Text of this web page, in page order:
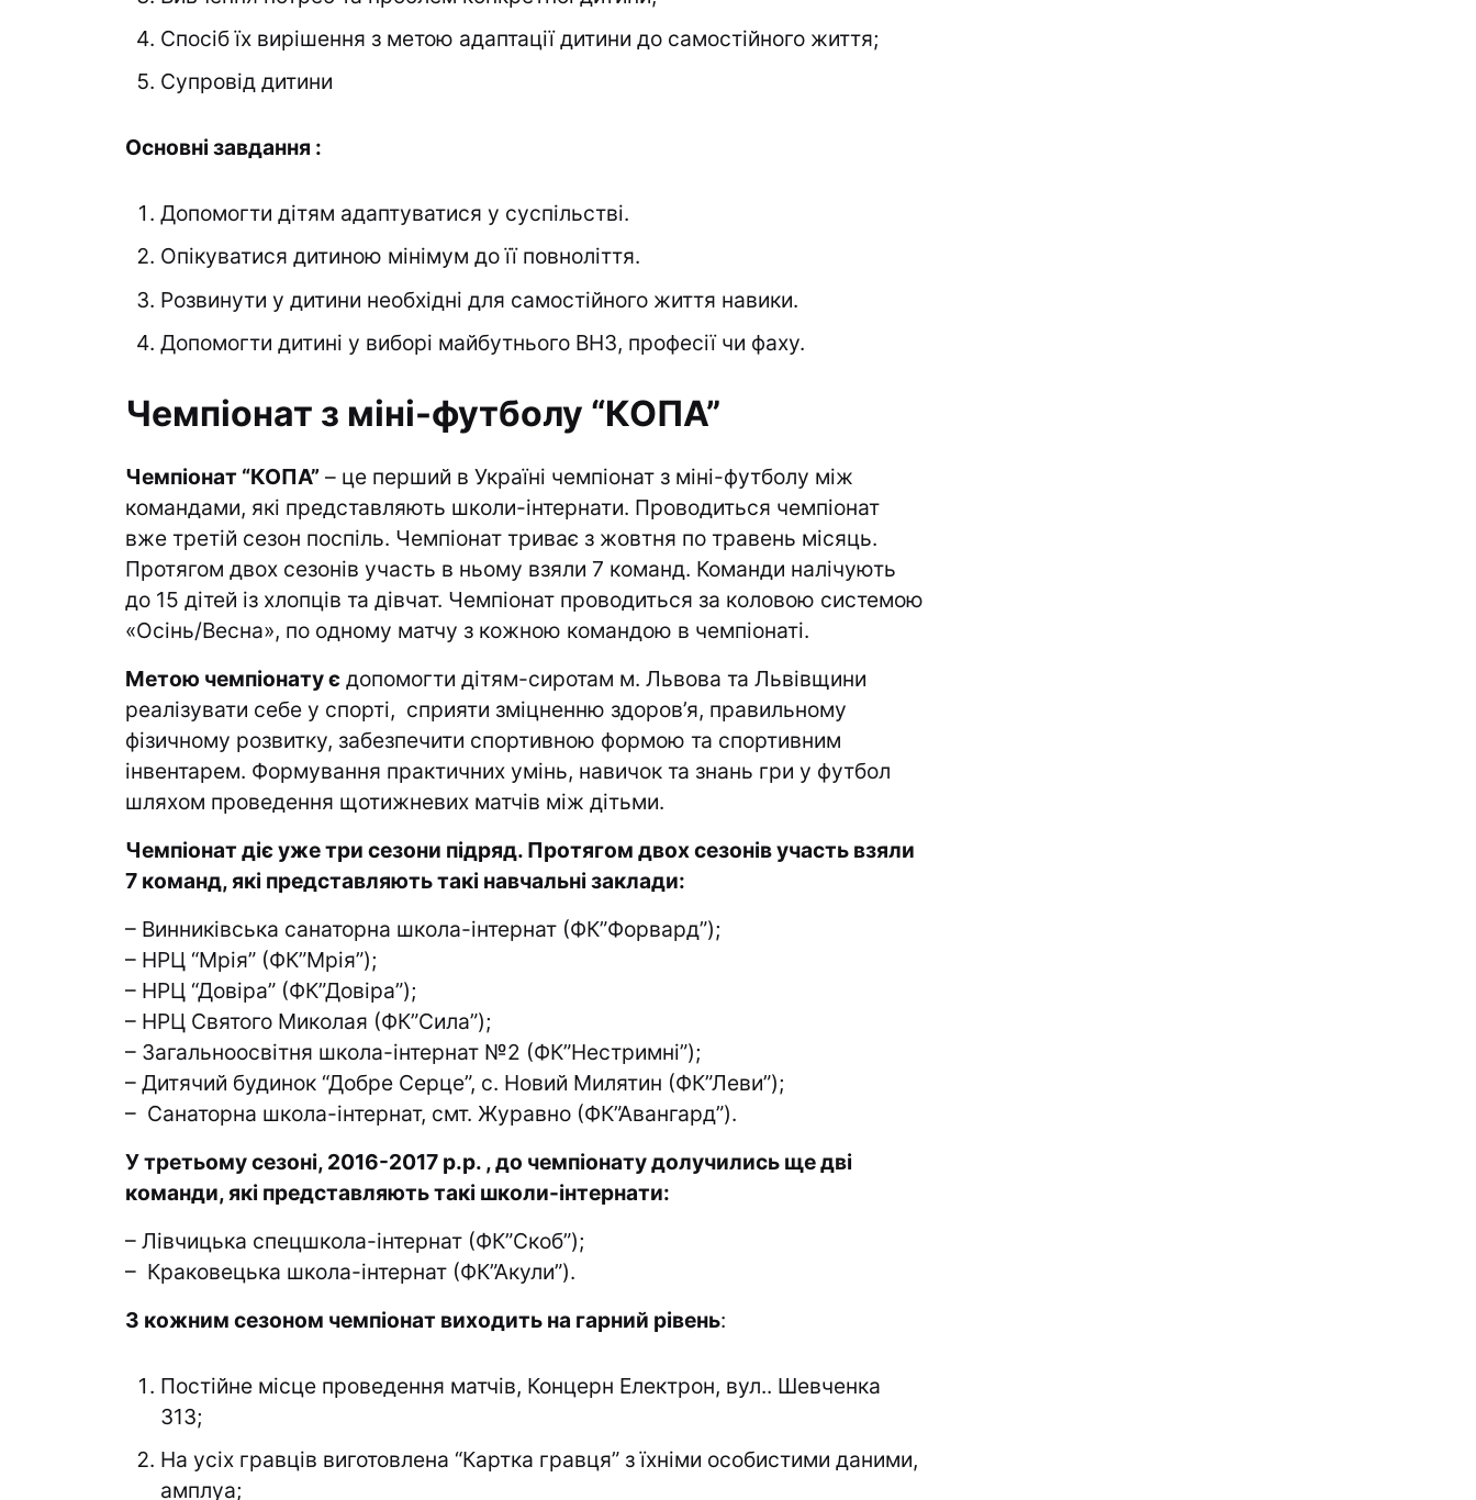
Спосіб їх вирішення з метою адаптації дитини до самостійного життя;
Супровід дитини
Основні завдання :
Допомогти дітям адаптуватися у суспільстві.
Опікуватися дитиною мінімум до її повноліття.
Розвинути у дитини необхідні для самостійного життя навики.
Допомогти дитині у виборі майбутнього ВНЗ, професії чи фаху.
Чемпіонат з міні-футболу “КОПА”
Чемпіонат “КОПА” – це перший в Україні чемпіонат з міні-футболу між
командами, які представляють школи-інтернати. Проводиться чемпіонат
вже третій сезон поспіль. Чемпіонат триває з жовтня по травень місяць.
Протягом двох сезонів участь в ньому взяли 7 команд. Команди налічують
до 15 дітей із хлопців та дівчат. Чемпіонат проводиться за коловою системою
«Осінь/Весна», по одному матчу з кожною командою в чемпіонаті.
Метою чемпіонату є допомогти дітям-сиротам м. Львова та Львівщини
реалізувати себе у спорті, сприяти зміцненню здоров’я, правильному
фізичному розвитку, забезпечити спортивною формою та спортивним
інвентарем. Формування практичних умінь, навичок та знань гри у футбол
шляхом проведення щотижневих матчів між дітьми.
Чемпіонат діє уже три сезони підряд. Протягом двох сезонів участь взяли
7 команд, які представляють такі навчальні заклади:
– Винниківська санаторна школа-інтернат (ФК”Форвард”);
– НРЦ “Мрія” (ФК”Мрія”);
– НРЦ “Довіра” (ФК”Довіра”);
– НРЦ Святого Миколая (ФК”Сила”);
– Загальноосвітня школа-інтернат №2 (ФК”Нестримні”);
– Дитячий будинок “Добре Серце”, с. Новий Милятин (ФК”Леви”);
– Санаторна школа-інтернат, смт. Журавно (ФК”Авангард”).
У третьому сезоні, 2016-2017 р.р. , до чемпіонату долучились ще дві
команди, які представляють такі школи-інтернати:
– Лівчицька спецшкола-інтернат (ФК”Скоб”);
– Краковецька школа-інтернат (ФК”Акули”).
З кожним сезоном чемпіонат виходить на гарний рівень:
Постійне місце проведення матчів, Концерн Електрон, вул.. Шевченка
313;
На усіх гравців виготовлена “Картка гравця” з їхніми особистими даними,
амплуа;